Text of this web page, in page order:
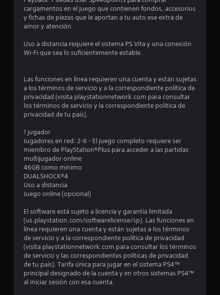
e
cargamentos en el juego que contienen fondos, accesorios
y fichas de piezas que le aportan a tu auto ese extra de
amor y atención.
Uso a distancia requiere el sistema PS Vita y una conexión
Wi-Fi que sea lo suficientemente estable.
Las funciones en línea requieren una cuenta y están sujetas
a los términos de servicio y a la correspondiente política de
privacidad (visita playstationnetwork.com para consultar
los términos de servicio y la correspondiente política de
privacidad de tu país).
1 jugador
Jugadores en red: 2-8 - El juego completo requiere ser
miembro de PlayStation®Plus para acceder a las partidas
multijugador online
46GB como mínimo
DUALSHOCK®4
Uso a distancia
Juego online (opcional)
El software está sujeto a licencia y garantía limitada
(us.playstation.com/softwarelicense/sp). Las funciones en
línea requieren una cuenta y están sujetas a los términos
de servicio y a la correspondiente política de privacidad
(visita playstationnetwork.com para consultar los términos
de servicio y las correspondientes políticas de privacidad
de tu país). Tarifa única para jugar en el sistema PS4™
principal designado de la cuenta y en otros sistemas PS4™
al iniciar sesión con esa cuenta.